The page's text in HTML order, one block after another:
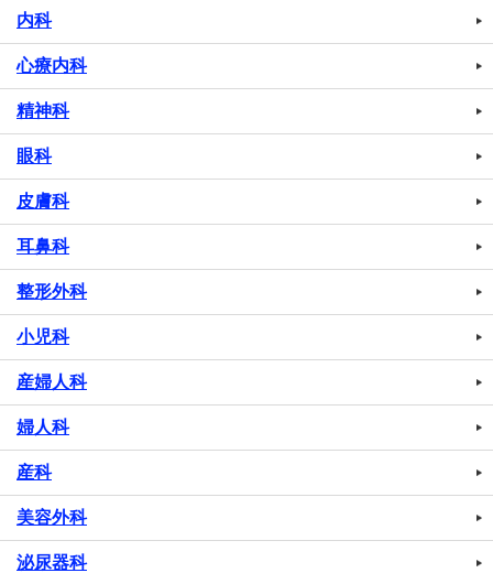
内科
心療内科
精神科
眼科
皮膚科
耳鼻科
整形外科
小児科
産婦人科
婦人科
産科
美容外科
泌尿器科